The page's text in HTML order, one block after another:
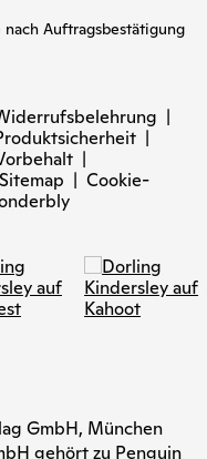
Auftragsbestätigung
|
|
|
Sitemap | Cookie-
GmbH, München
gehört zu Penguin